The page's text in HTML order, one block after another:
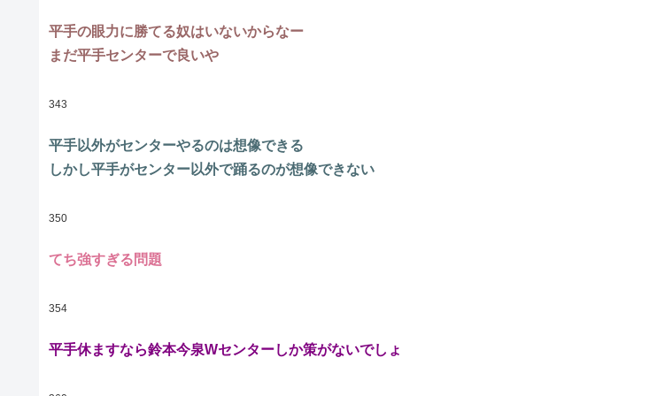
平手の眼力に勝てる奴はいないからなー
まだ平手センターで良いや
343
平手以外がセンターやるのは想像できる
しかし平手がセンター以外で踊るのが想像できない
350
てち強すぎる問題
354
平手休ますなら鈴本今泉Wセンターしか策がないでしょ